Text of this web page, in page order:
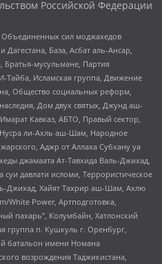
Российской Федерации
сил моджахедов
Дагестана, База, Асбат аль-Ансар,
Братья-мусульмане, Партия
Тайба, Исламская группа, Движение
Общество социальных реформ,
Дом двух святых, Джунд аш-
Кавказ, АБТО, Правый сектор,
Нусра ли-Ахль аш-Шам, Народное
Аджр от Аллаха Субхану уа
джамаата Ат-Тавхида Валь-Джихад,
давлати исломи, Террористическое
Джихад, Хайят Тахрир аш-Шам, Ахлю
White Power, Артподготовка,
пахарь”, Колумбайн, Хатлонский
группа п. Кушкуль г. Оренбург,
батальон имени Номана
возрождения Таджикистана,